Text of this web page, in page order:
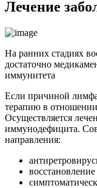
Лечение
На ранних стадиях
достаточно
иммунитета
Если причиной
терапию в
Осуществляется
иммунодефицита.
направления: